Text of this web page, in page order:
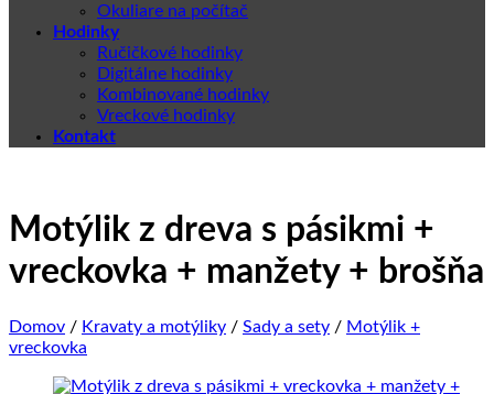
Okuliare na počítač
Hodinky
Ručičkové hodinky
Digitálne hodinky
Kombinované hodinky
Vreckové hodinky
Kontakt
Motýlik z dreva s pásikmi +
vreckovka + manžety + brošňa
Domov / Kravaty a motýliky / Sady a sety / Motýlik +
vreckovka